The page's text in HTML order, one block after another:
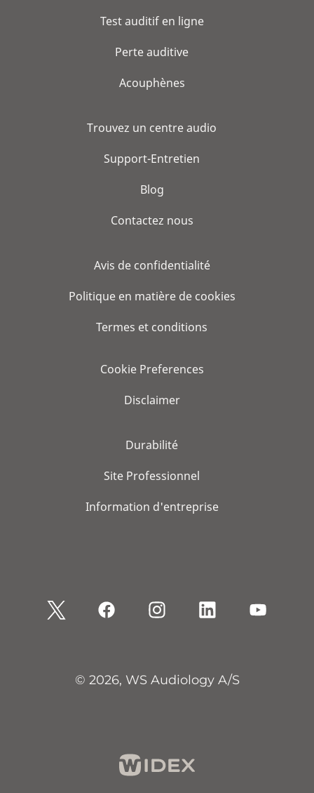
Test auditif en ligne
Perte auditive
Acouphènes
Trouvez un centre audio
Support-Entretien
Blog
Contactez nous
Avis de confidentialité
Politique en matière de cookies
Termes et conditions
Cookie Preferences
Disclaimer
Durabilité
Site Professionnel
Information d'entreprise
© 2026, WS Audiology A/S